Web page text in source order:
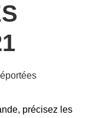
précisez les